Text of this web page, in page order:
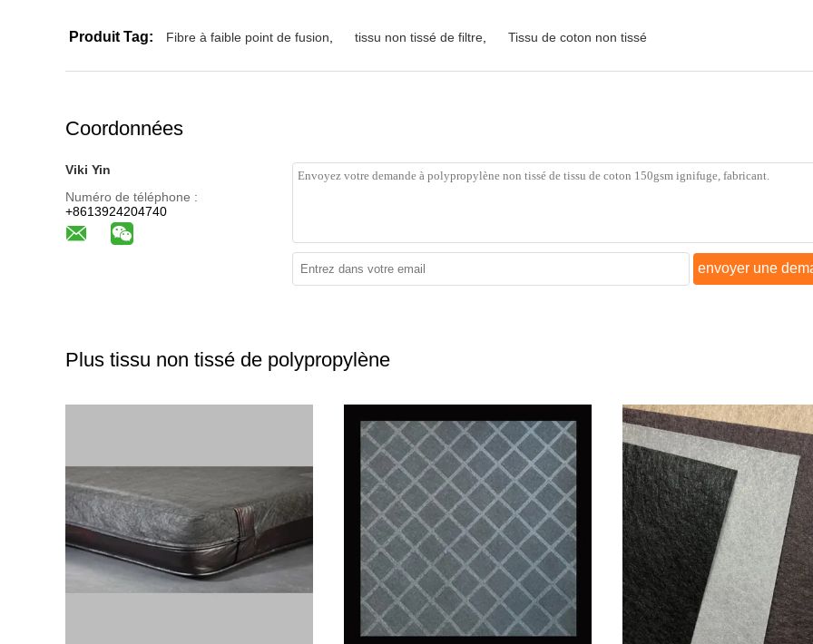
Produit Tag: Fibre à faible point de fusion tissu non tissé de filtre Tissu de coton non tissé
Coordonnées
Viki Yin
Numéro de téléphone :
+8613924204740
envoyer une
Plus tissu non tissé de polypropylène